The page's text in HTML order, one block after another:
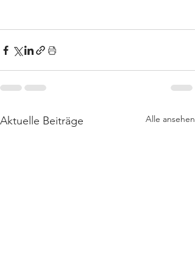
Aktuelle Beiträge Alle ansehen